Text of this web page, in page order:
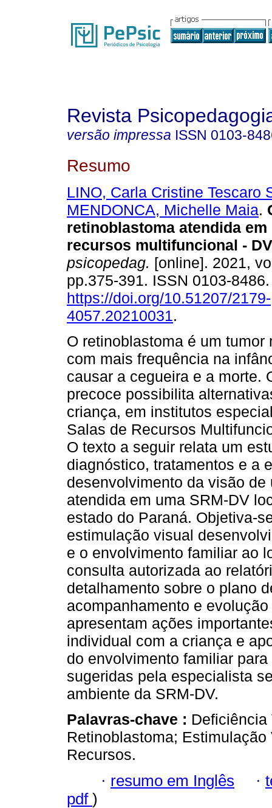
Revista
versão impressa ISSN 0103-
Resumo
LINO, Carla Cristine Tescaro
MENDONCA, Michelle Maia.
retinoblastoma atendida em
recursos multifuncional - DV
psicopedag. [online]. 2021,
pp.375-391. ISSN 0103-
https://doi.org/10.51207/2179-
4057.20210031.
O retinoblastoma é um tumor
com mais frequência na
causar a cegueira e a morte.
precoce possibilita
criança, em institutos
Salas de Recursos
O texto a seguir relata um
diagnóstico, tratamentos e a
desenvolvimento da visão
atendida em uma SRM-DV
estado do Paraná. Objetiva-
estimulação visual
e o envolvimento familiar ao
consulta autorizada ao
detalhamento sobre o plano
acompanhamento e
apresentam ações
individual com a criança e
do envolvimento familiar
sugeridas pela especialista
ambiente da SRM-DV.
Palavras-chave :
Retinoblastoma;
Recursos.
· resumo em Inglês ·
pdf )